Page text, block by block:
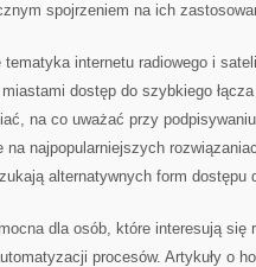
spojrzeniem na ich
internetu radiowego i
dostęp do szybkiego
na co uważać przy
na najpopularniejszych
alternatywnych form dostępu
dla osób, które interesują się
procesów. Artykuły o